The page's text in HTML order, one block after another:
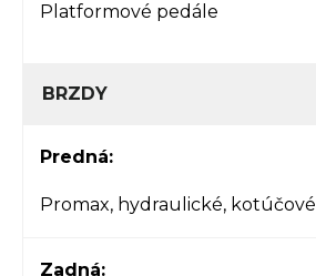
Platformové pedále
BRZDY
Predná:
Promax, hydraulické, kotúčové
Zadná: